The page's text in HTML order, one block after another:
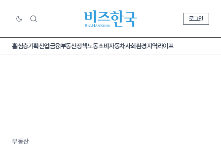
로그인
홈심층기획산업금융부동산정책노동소비 자동차사회환경지역라이프
부동산